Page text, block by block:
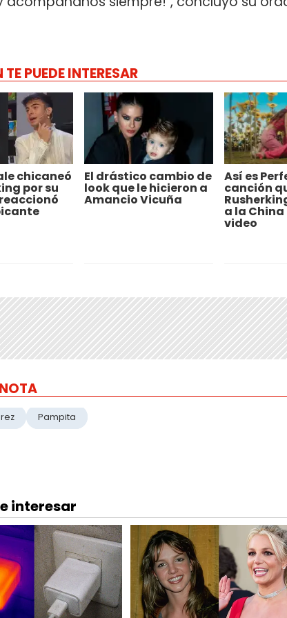
PUEDE INTERESAR
chicaneó
por su
El drástico cambio de
look que le hicieron a
Amancio Vicuña
Así es
canción
a la China
video
Pampita